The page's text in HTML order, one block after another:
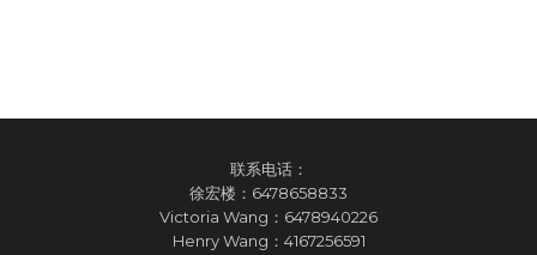
联系电话：
徐宏楼： 6478658833
Victoria Wang： 6478940226
Henry Wang： 4167256591